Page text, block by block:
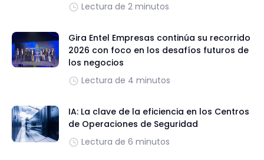
Lectura de 2 minutos
Gira Entel Empresas continúa su recorrido
2026 con foco en los desafíos futuros de
los negocios
Lectura de 4 minutos
IA: La clave de la eficiencia en los Centros
de Operaciones de Seguridad
Lectura de 6 minutos